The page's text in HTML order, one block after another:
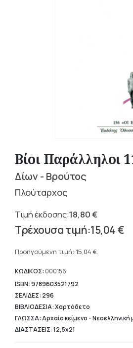
Βίοι Παράλληλοι
Δίων - Βρούτος
Πλούταρχος
18,80€
Original
price
18,80 €.
15,04€
τρέχουσα
είναι:
15,04 €.
Προηγούμενη τιμή: 15,04 €.
ΚΩΔΙΚΟΣ: 000156
ISBN: 9789603521792
ΣΕΛΙΔΕΣ: 296
ΒΙΒΛΙΟΔΕΣΙΑ: Χαρτόδετο
ΓΛΩΣΣΑ: Αρχαίο κείμενο -
ΔΙΑΣΤΑΣΕΙΣ: 12,5x21